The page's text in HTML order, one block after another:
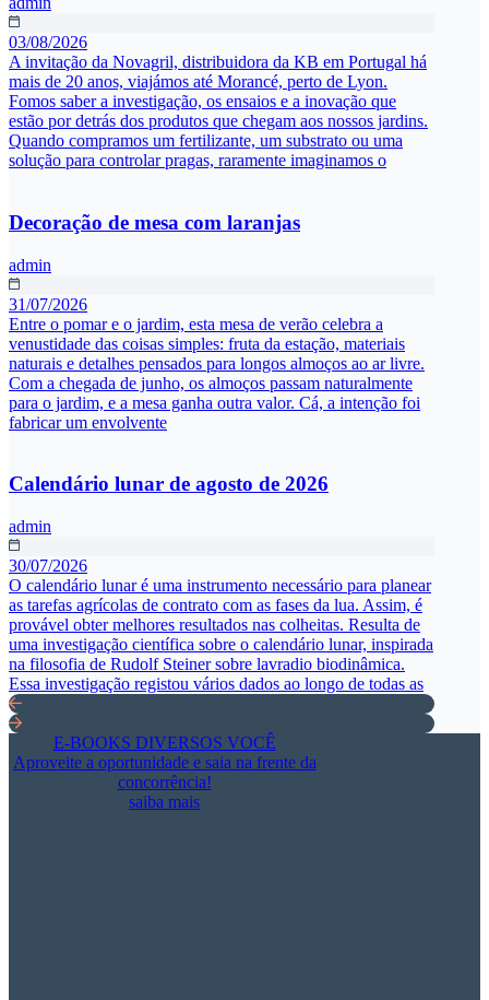
03/08/2026
A invitação da Novagril, distribuidora da KB em Portugal há
mais de 20 anos, viajámos até Morancé, perto de Lyon.
Fomos saber a investigação, os ensaios e a inovação que
estão por detrás dos produtos que chegam aos nossos jardins.
Quando compramos um fertilizante, um substrato ou uma
solução para controlar pragas, raramente imaginamos o
Decoração de mesa com laranjas
admin
31/07/2026
Entre o pomar e o jardim, esta mesa de verão celebra a
venustidade das coisas simples: fruta da estação, materiais
naturais e detalhes pensados para longos almoços ao ar livre.
Com a chegada de junho, os almoços passam naturalmente
para o jardim, e a mesa ganha outra valor. Cá, a intenção foi
fabricar um envolvente
Calendário lunar de agosto de 2026
admin
30/07/2026
O calendário lunar é uma instrumento necessário para planear
as tarefas agrícolas de contrato com as fases da lua. Assim, é
provável obter melhores resultados nas colheitas. Resulta de
uma investigação científica sobre o calendário lunar, inspirada
na filosofia de Rudolf Steiner sobre lavradio biodinâmica.
Essa investigação registou vários dados ao longo de todas as
E-BOOKS DIVERSOS VOCÊ
Aproveite a oportunidade e saia na frente da
concorrência!
saiba mais